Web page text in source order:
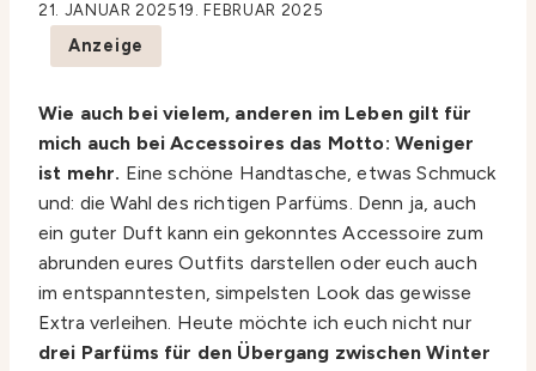
21. JANUAR 202519. FEBRUAR 2025
Anzeige
Wie auch bei vielem, anderen im Leben gilt für
mich auch bei Accessoires das Motto: Weniger
ist mehr. Eine schöne Handtasche, etwas Schmuck
und: die Wahl des richtigen Parfüms. Denn ja, auch
ein guter Duft kann ein gekonntes Accessoire zum
abrunden eures Outfits darstellen oder euch auch
im entspanntesten, simpelsten Look das gewisse
Extra verleihen. Heute möchte ich euch nicht nur
drei Parfüms für den Übergang zwischen Winter